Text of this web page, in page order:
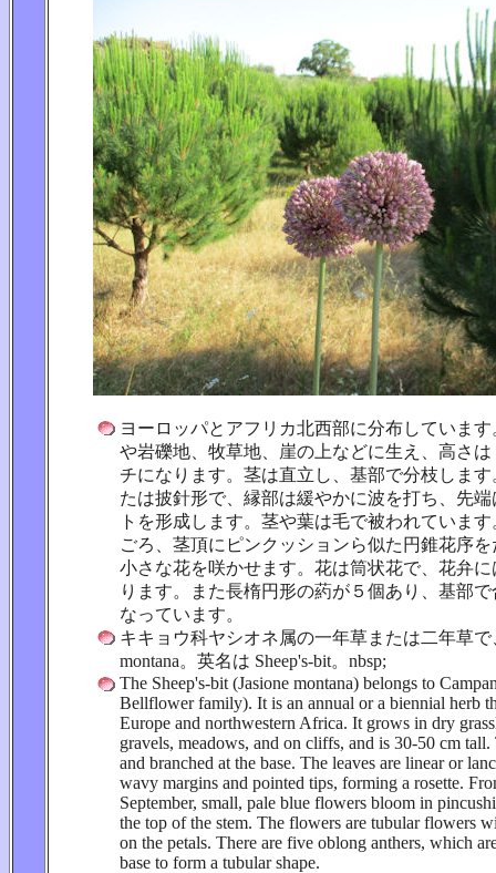
ヨーロッパとアフリカ北西部に分布していま
や岩礫地、牧草地、崖の上などに生え、高さ
チになります。茎は直立し、基部で分枝しま
たは披針形で、縁部は緩やかに波を打ち、先
トを形成します。茎や葉は毛で被われていま
ごろ、茎頂にピンクッションら似た円錐花序
小さな花を咲かせます。花は筒状花で、花弁
ります。また長楕円形の葯が５個あり、基部
なっています。
キキョウ科ヤシオネ属の一年草または二年草で
montana。英名は Sheep's-bit。nbsp;
The Sheep's-bit (Jasione montana) belongs to
Bellflower family). It is an annual or a biennial herb
Europe and northwestern Africa. It grows in dry
gravels, meadows, and on cliffs, and is 30-50 cm tall.
and branched at the base. The leaves are linear or
wavy margins and pointed tips, forming a rosette.
September, small, pale blue flowers bloom in
the top of the stem. The flowers are tubular flowers
on the petals. There are five oblong anthers, which
base to form a tubular shape.